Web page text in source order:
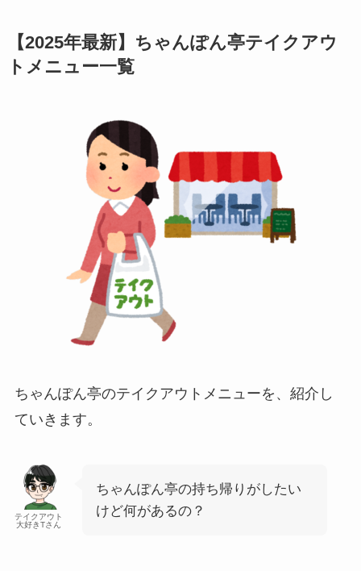
【2025年最新】ちゃんぽん亭テイクアウ
トメニュー一覧
ちゃんぽん亭のテイクアウトメニューを、紹介し
ていきます。
テイクアウト
大好きTさん
ちゃんぽん亭の持ち帰りがしたい
けど何があるの？